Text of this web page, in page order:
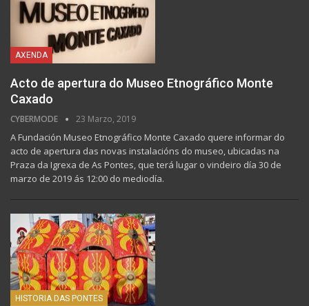
AXENDA
Acto de apertura do Museo Etnográfico Monte
Caxado
CYBERMODE 23 Marzo, 2019
A Fundación Museo Etnográfico Monte Caxado quere informar do
acto de apertura das novas instalacións do museo, ubicadas na
Praza da Igrexa de As Pontes, que terá lugar o vindeiro día 30 de
marzo de 2019 ás 12:00 do mediodía.
HISTORIA DAS PONTES